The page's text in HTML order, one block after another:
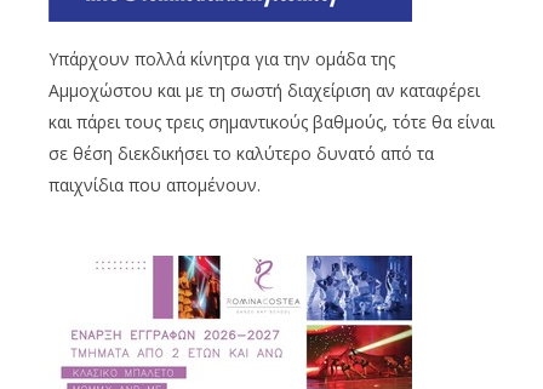
Υπάρχουν πολλά κίνητρα για την ομάδα της
Αμμοχώστου και με τη σωστή διαχείριση αν καταφέρει
και πάρει τους τρεις σημαντικούς βαθμούς, τότε θα είναι
σε θέση διεκδικήσει το καλύτερο δυνατό από τα
παιχνίδια που απομένουν.